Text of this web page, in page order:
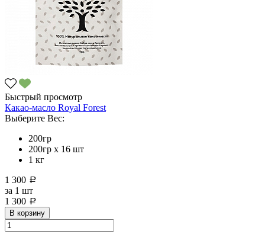
Быстрый просмотр
Какао-масло Royal Forest
Выберите Вес:
200гр
200гр х 16 шт
1 кг
1 300 a
за 1 шт
1 300 a
В корзину